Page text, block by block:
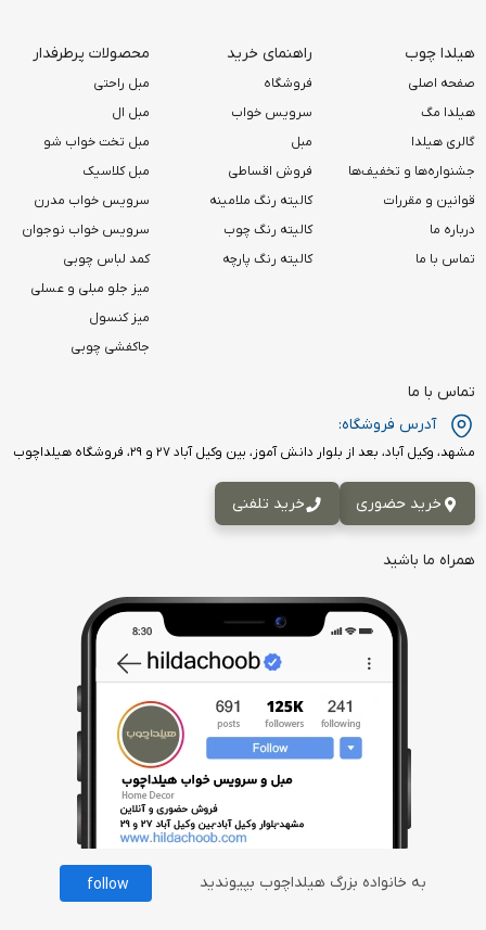
هیلدا چوب
صفحه اصلی
هیلدا مگ
گالری هیلدا
جشنواره‌ها و تخفیف‌ها
قوانین و مقررات
درباره ما
تماس با ما
راهنمای خرید
فروشگاه
سرویس خواب
مبل
فروش اقساطی
کالیته رنگ ملامینه
کالیته رنگ چوب
کالیته رنگ پارچه
محصولات پرطرفدار
مبل راحتی
مبل ال
مبل تخت خواب شو
مبل کلاسیک
سرویس خواب مدرن
سرویس خواب نوجوان
کمد لباس چوبی
میز جلو مبلی و عسلی
میز کنسول
جاکفشی چوبی
تماس با ما
آدرس فروشگاه:
مشهد، وکیل آباد، بعد از بلوار دانش آموز، بین وکیل آباد ۲۷ و ۲۹، فروشگاه هیلداچوب
خرید حضوری خرید تلفنی
همراه ما باشید
به خانواده بزرگ هیلداچوب بپیوندید follow